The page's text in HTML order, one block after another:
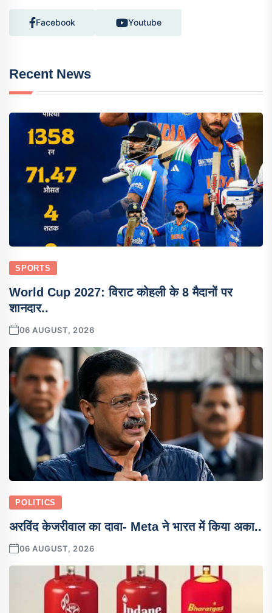
Facebook Youtube
Recent News
SPORTS
World Cup 2027: विराट कोहली के 8 मैदानों पर
शानदार..
06 AUGUST, 2026
POLITICS
अरविंद केजरीवाल का दावा- Meta ने भारत में किया अका..
06 AUGUST, 2026